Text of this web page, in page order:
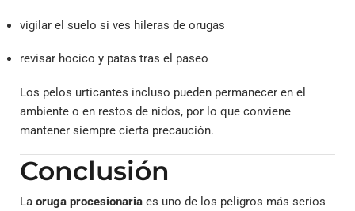
vigilar el suelo si ves hileras de orugas
revisar hocico y patas tras el paseo
Los pelos urticantes incluso pueden permanecer en el
ambiente o en restos de nidos, por lo que conviene
mantener siempre cierta precaución.
Conclusión
La oruga procesionaria es uno de los peligros más serios